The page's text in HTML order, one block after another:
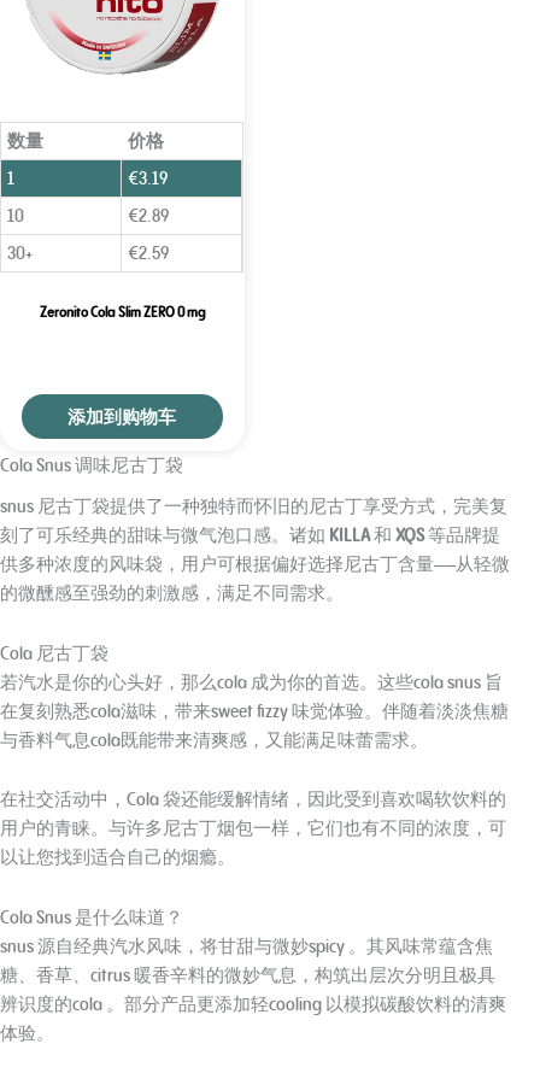
数量
价格
1
€3.19
10
€2.89
30+
€2.59
Zeronito Cola Slim ZERO 0 mg
添加到购物车
Cola Snus 调味尼古丁袋
snus 尼古丁袋提供了一种独特而怀旧的尼古丁享受方式，完美复
刻了可乐经典的甜味与微气泡口感。诸如 KILLA和 XQS等品牌提
供多种浓度的风味袋，用户可根据偏好选择尼古丁含量——从轻微
的微醺感至强劲的刺激感，满足不同需求。
Cola 尼古丁袋
若汽水是你的心头好，那么cola 成为你的首选。这些cola snus 旨
在复刻熟悉cola滋味，带来sweet fizzy 味觉体验。伴随着淡淡焦糖
与香料气息cola既能带来清爽感，又能满足味蕾需求。
在社交活动中，Cola 袋还能缓解情绪，因此受到喜欢喝软饮料的
用户的青睐。与许多尼古丁烟包一样，它们也有不同的浓度，可
以让您找到适合自己的烟瘾。
Cola Snus 是什么味道？
snus 源自经典汽水风味，将甘甜与微妙spicy 。其风味常蕴含焦
糖、香草、citrus 暖香辛料的微妙气息，构筑出层次分明且极具
辨识度的cola 。部分产品更添加轻cooling 以模拟碳酸饮料的清爽
体验。